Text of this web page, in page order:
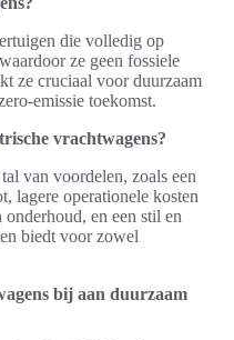
die volledig op
ze geen fossiele
ze cruciaal voor duurzaam
emissie toekomst.
vrachtwagens?
van voordelen, zoals een
lagere operationele kosten
en een stil en
biedt voor zowel
bij aan duurzaam